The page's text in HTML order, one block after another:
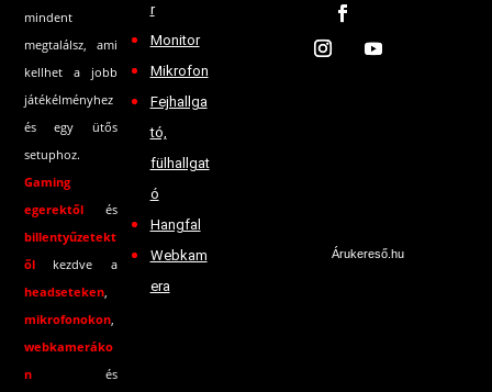
mindent
megtalálsz, ami
kellhet a jobb
játékélményhez
és egy ütős
setuphoz.
Gaming
egerektől és
billentyűzetekt
ől kezdve a
headseteken,
mikrofonokon,
webkameráko
n és
r
Monitor
Mikrofon
Fejhallga
tó,
fülhallgat
ó
Hangfal
Webkam
era
Árukereső.hu